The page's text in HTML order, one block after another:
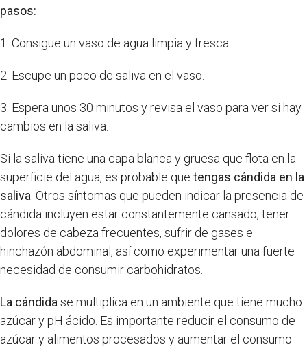
pasos:
1. Consigue un vaso de agua limpia y fresca.
2. Escupe un poco de saliva en el vaso.
3. Espera unos 30 minutos y revisa el vaso para ver si hay
cambios en la saliva.
Si la saliva tiene una capa blanca y gruesa que flota en la
superficie del agua, es probable que tengas cándida en la
saliva . Otros síntomas que pueden indicar la presencia de
cándida incluyen estar constantemente cansado, tener
dolores de cabeza frecuentes, sufrir de gases e
hinchazón abdominal, así como experimentar una fuerte
necesidad de consumir carbohidratos.
La cándida se multiplica en un ambiente que tiene mucho
azúcar y pH ácido. Es importante reducir el consumo de
azúcar y alimentos procesados y aumentar el consumo